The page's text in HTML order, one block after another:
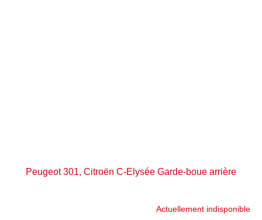
Peugeot 301, Citroën C-Elysée Garde-boue arrière
Actuellement indisponible